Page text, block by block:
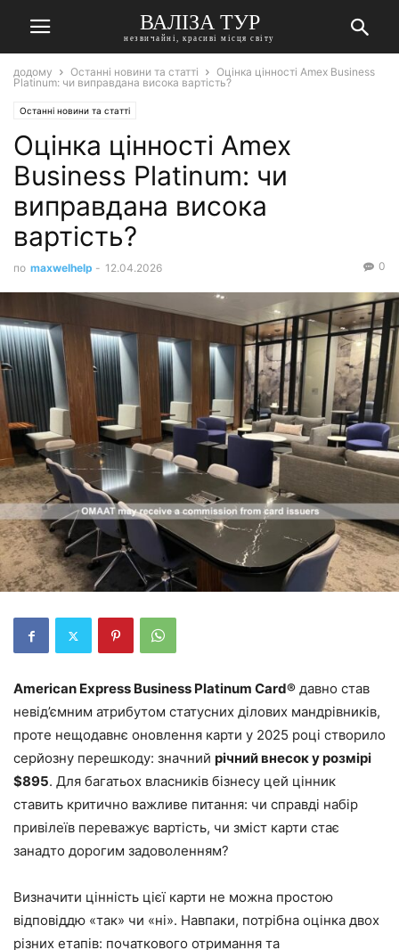
ВАЛІЗА ТУР
незвичайні, красиві місця світу
додому Останні новини та статті
Оцінка цінності Amex Business
Platinum: чи виправдана висока вартість?
Останні новини та статті
Оцінка цінності Amex
Business Platinum: чи
виправдана висока
вартість?
по maxwelhelp - 12.04.2026 0
American Express Business Platinum Card® давно став
невід’ємним атрибутом статусних ділових мандрівників,
проте нещодавнє оновлення карти у 2025 році створило
серйозну перешкоду: значний річний внесок у розмірі
$895. Для багатьох власників бізнесу цей цінник
ставить критично важливе питання: чи справді набір
привілеїв переважує вартість, чи зміст карти стає
занадто дорогим задоволенням?
Визначити цінність цієї карти не можна простою
відповіддю «так» чи «ні». Навпаки, потрібна оцінка двох
різних етапів: початкового отримання та